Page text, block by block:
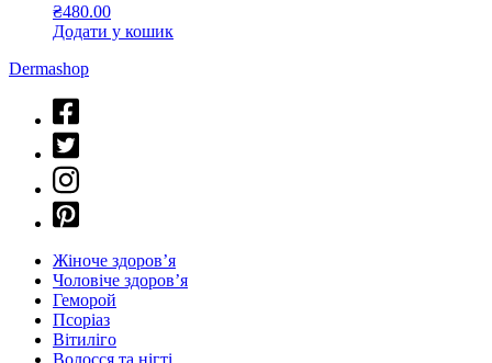
₴480.00
Додати у кошик
Dermashop
Жіноче здоров’я
Чоловіче здоров’я
Геморой
Псоріаз
Вітиліго